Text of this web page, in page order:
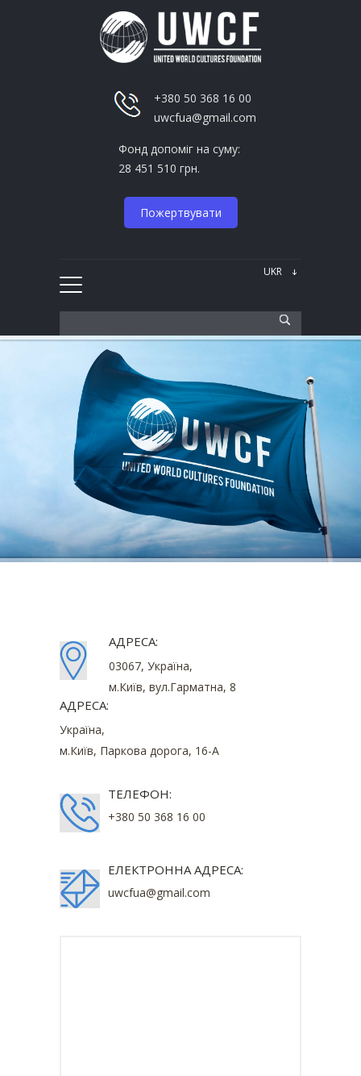
+380 50 368 16 00
uwcfua@gmail.com
Фонд допоміг на суму:
28 451 510 грн.
Пожертвувати
АДРЕСА:
03067, Україна,
м.Київ, вул.Гарматна, 8
АДРЕСА:
Україна,
м.Київ, Паркова дорога, 16-А
ТЕЛЕФОН:
+380 50 368 16 00
ЕЛЕКТРОННА АДРЕСА:
uwcfua@gmail.com